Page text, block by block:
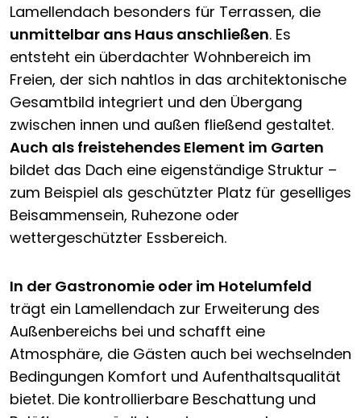
Lamellendach besonders für Terrassen, die
unmittelbar ans Haus anschließen. Es
entsteht ein überdachter Wohnbereich im
Freien, der sich nahtlos in das architektonische
Gesamtbild integriert und den Übergang
zwischen innen und außen fließend gestaltet.
Auch als freistehendes Element im Garten
bildet das Dach eine eigenständige Struktur –
zum Beispiel als geschützter Platz für geselliges
Beisammensein, Ruhezone oder
wettergeschützter Essbereich.
In der Gastronomie oder im Hotelumfeld
trägt ein Lamellendach zur Erweiterung des
Außenbereichs bei und schafft eine
Atmosphäre, die Gästen auch bei wechselnden
Bedingungen Komfort und Aufenthaltsqualität
bietet. Die kontrollierbare Beschattung und